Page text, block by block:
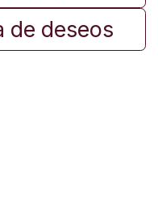
de deseos